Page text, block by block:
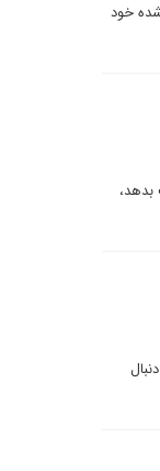
شده خود
بدهد،